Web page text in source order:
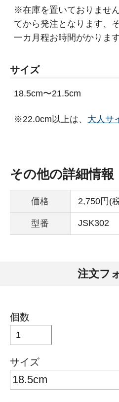
※在庫を置いておりませ
てから発注となります、
一カ月程お時間がかります
サイズ
18.5cm〜21.5cm
※22.0cm以上は、 大人サ
その他の詳細情報
価格 2,750円(
型番 JSK302
注文フ
個数
サイズ